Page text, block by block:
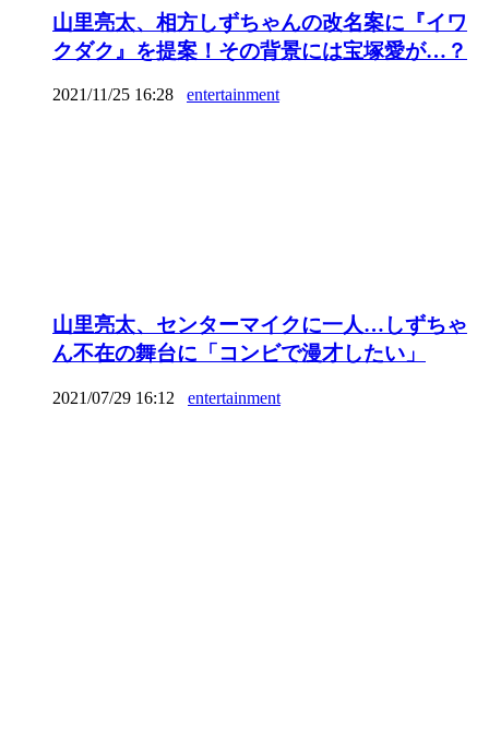
山里亮太、相方しずちゃんの改名案に『イワ
クダク』を提案！その背景には宝塚愛が…？
2021/11/25 16:28 entertainment
山里亮太、センターマイクに一人…しずちゃ
ん不在の舞台に「コンビで漫才したい」
2021/07/29 16:12 entertainment